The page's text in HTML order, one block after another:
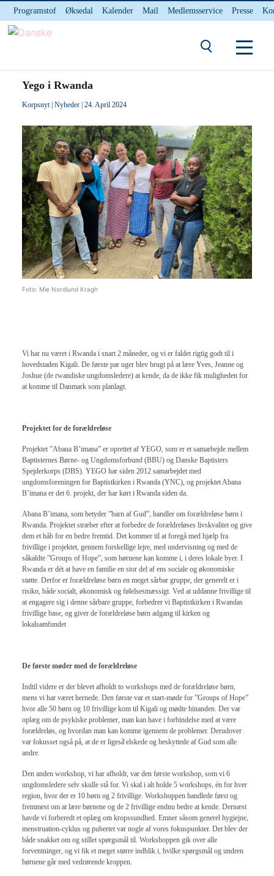
Programstof Øksedal Kalender Mail Medlemsservice Presse
INTERNnet
Yego i Rwanda
Korpsnyt| Nyheder| 24. April 2024
Foto: Mie Nordlund Kragh
Vi har nu været i Rwanda i snart 2 måneder, og vi er faldet rigtig godt til i
hovedstaden Kigali. De første par uger blev brugt på at lære Yves, Jeanne og
Joshue (de rwandiske ungdomsledere) at kende, da de ikke fik muligheden for
at komme til Danmark som planlagt.
Projektet for de forældreløse
Projektet ”Abana B’imana” er oprettet af YEGO, som er et samarbejde mellem
Baptisternes Børne- og Ungdomsforbund (BBU) og Danske Baptisters
Spejderkorps (DBS). YEGO har siden 2012 samarbejdet med
ungdomsforeningen for Baptistkirken i Rwanda (YNC), og projektet Abana
B’imana er det 6. projekt, der har kørt i Rwanda siden da.
Abana B’imana, som betyder ”barn af Gud”, handler om forældreløse børn i
Rwanda. Projektet stræber efter at forbedre de forældreløses livskvalitet og give
dem et håb for en bedre fremtid. Det kommer til at foregå med hjælp fra
frivillige i projektet, gennem forskellige lejre, med undervisning og med de
såkaldte ”Groups of Hope”, som børnene kan komme i, i deres lokale byer. I
Rwanda er dét at have en familie en stor del af ens sociale og økonomiske
støtte. Derfor er forældreløse børn en meget sårbar gruppe, der generelt er i
risiko, både socialt, økonomisk og følelsesmæssigt. Ved at uddanne frivillige til
at engagere sig i denne sårbare gruppe, forbedrer vi Baptistkirken i Rwandas
frivillige base, og giver de forældreløse børn adgang til kirken og
lokalsamfundet
De første møder med de forældreløse
Indtil videre er der blevet afholdt to workshops med de forældreløse børn,
mens vi har været hernede. Den første var et start-møde for ”Groups of Hope”
hvor alle 50 børn og 10 frivillige kom til Kigali og mødte hinanden. Der var
oplæg om de psykiske problemer, man kan have i forbindelse med at være
forældreløs, og hvordan man kan komme igennem de problemer. Derudover
var fokusset også på, at de er ligeså̊ elskede og beskyttede af Gud som alle
andre.
Den anden workshop, vi har afholdt, var den første workshop, som vi 6
ungdomsledere selv skulle stå for. Vi skal i alt holde 5 workshops, én for hver
region, hvor der er 10 børn og 2 frivillige. Workshoppen handlede først og
fremmest om at lære børnene og de 2 frivillige endnu bedre at kende. Dernæst
havde vi forberedt et oplæg om kropssundhed. Emner såsom generel hygiejne,
menstruation-cyklus og pubertet var nogle af vores fokuspunkter. Det blev der
både snakket om og stillet spørgsmål til. Workshoppen gik over alle
forventninger, og vi fik et meget større indblik i, hvilke spørgsmål og undren
børnene går med vedrørende kroppen.